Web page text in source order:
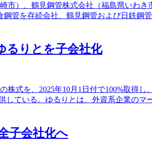
市）、鶴見鋼管株式会社（福島県いわ
管を存続会社、鶴見鋼管および日鉄鋼
るりとを子会社化
式を、2025年10月1日付で100%取得
ている。ゆるりとは、外資系企業の
子会社化へ